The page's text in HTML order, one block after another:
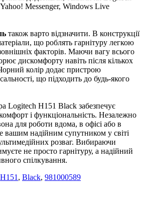
Messenger, Windows Live
також варто відзначити. В конструкції
що роблять гарнітуру легкою
факторів. Маючи вагу всього
дискомфорту навіть після кількох
колір додає пристрою
що підходить до будь-якого
Logitech H151 Black забезпечує
і функціональність. Незалежно
для роботи вдома, в офісі або в
вашим надійним супутником у світі
розваг. Вибираючи
не просто гарнітуру, а надійний
спілкування.
H151 , Black, 981000589